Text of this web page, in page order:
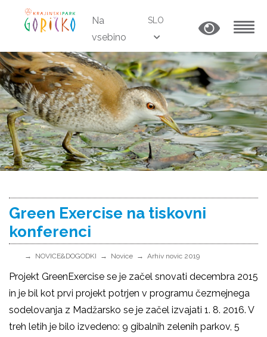
Na
vsebino
SLO
Green Exercise na tiskovni
konferenci
NOVICE&DOGODKI Novice Arhiv novic 2019
Projekt GreenExercise se je začel snovati decembra 2015
in je bil kot prvi projekt potrjen v programu čezmejnega
sodelovanja z Madžarsko se je začel izvajati 1. 8. 2016. V
treh letih je bilo izvedeno: 9 gibalnih zelenih parkov, 5